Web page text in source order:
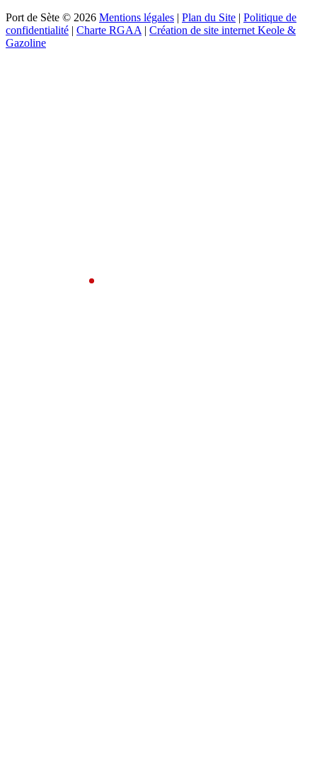
Port de Sète © 2026 Mentions légales | Plan du Site | Politique de
confidentialité | Charte RGAA | Création de site internet Keole &
Gazoline